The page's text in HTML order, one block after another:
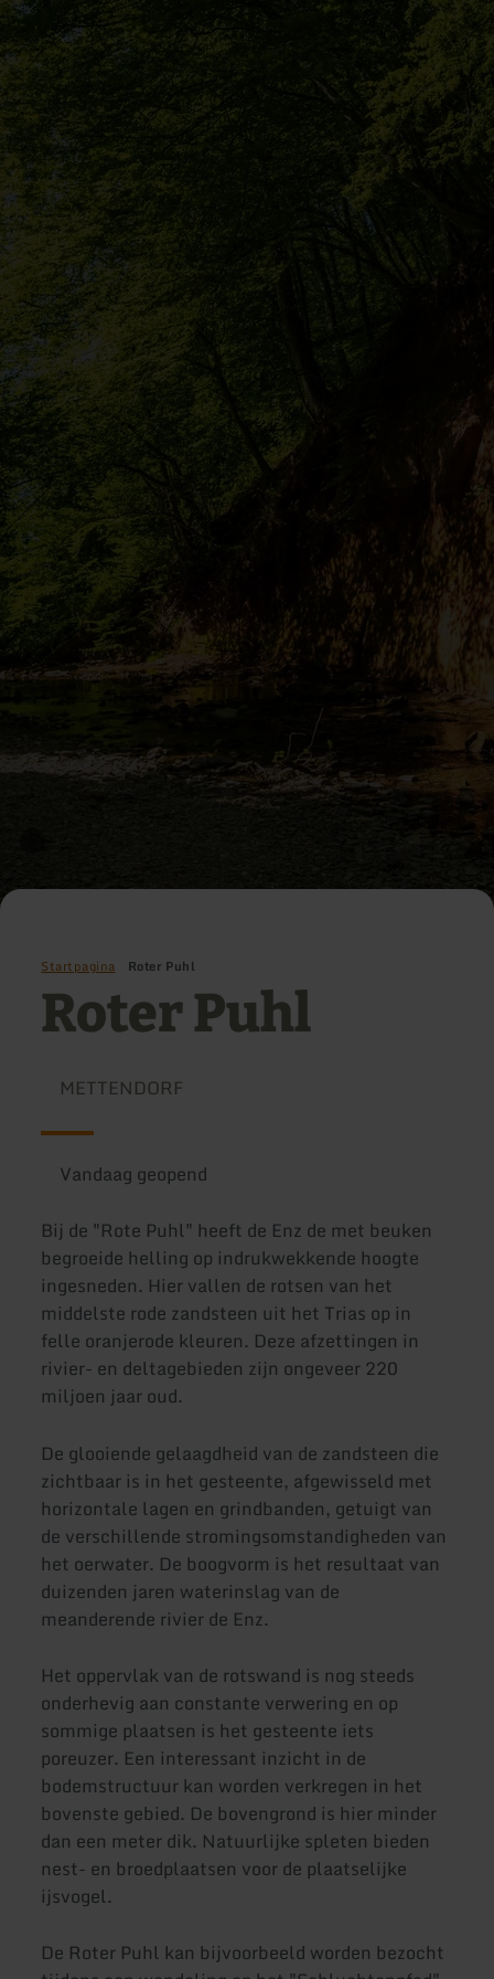
Startpagina Roter Puhl
Roter Puhl
METTENDORF
Vandaag geopend
Bij de "Rote Puhl" heeft de Enz de met beuken
begroeide helling op indrukwekkende hoogte
ingesneden. Hier vallen de rotsen van het
middelste rode zandsteen uit het Trias op in
felle oranjerode kleuren. Deze afzettingen in
rivier- en deltagebieden zijn ongeveer 220
miljoen jaar oud.
De glooiende gelaagdheid van de zandsteen die
zichtbaar is in het gesteente, afgewisseld met
horizontale lagen en grindbanden, getuigt van
de verschillende stromingsomstandigheden van
het oerwater. De boogvorm is het resultaat van
duizenden jaren waterinslag van de
meanderende rivier de Enz.
Het oppervlak van de rotswand is nog steeds
onderhevig aan constante verwering en op
sommige plaatsen is het gesteente iets
poreuzer. Een interessant inzicht in de
bodemstructuur kan worden verkregen in het
bovenste gebied. De bovengrond is hier minder
dan een meter dik. Natuurlijke spleten bieden
nest- en broedplaatsen voor de plaatselijke
ijsvogel.
De Roter Puhl kan bijvoorbeeld worden bezocht